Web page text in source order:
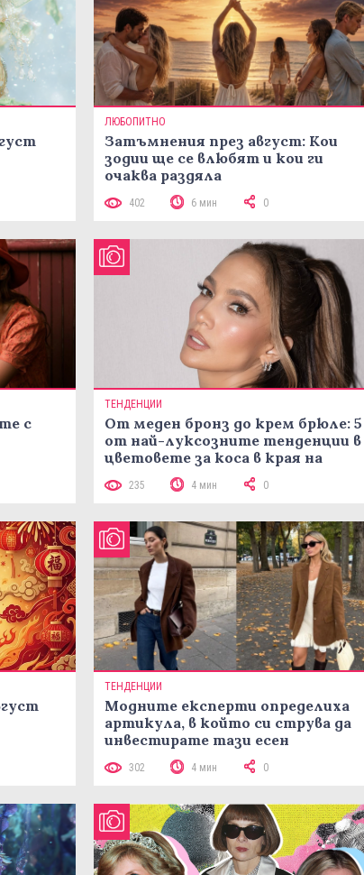
ЛЮБОПИТНО
Затъмнения през август: Кои
зодии ще се влюбят и кои ги
очаква раздяла
402 6 мин 0
с
ТЕНДЕНЦИИ
От меден бронз до крем брюле: 5
от най-луксозните тенденции в
цветовете за коса в края на
235 4 мин 0
ТЕНДЕНЦИИ
Модните експерти определиха
артикула, в който си струва да
инвестирате тази есен
302 4 мин 0